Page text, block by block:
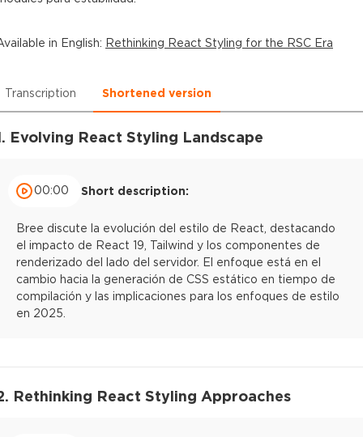
in English: Rethinking React Styling for the RSC Era
Transcription Shortened version
Evolving React Styling Landscape
00:00 Short description:
Bree discute la evolución del estilo de React, destacando
el impacto de React 19, Tailwind y los componentes de
renderizado del lado del servidor. El enfoque está en el
cambio hacia la generación de CSS estático en tiempo de
compilación y las implicaciones para los enfoques de estilo
en 2025.
Rethinking React Styling Approaches